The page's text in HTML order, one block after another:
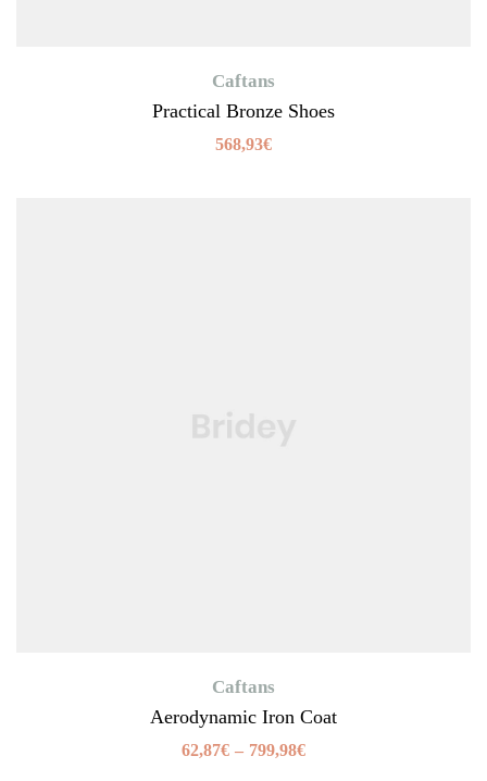
Caftans
Practical Bronze Shoes
568,93€
Caftans
Aerodynamic Iron Coat
62,87€ – 799,98€